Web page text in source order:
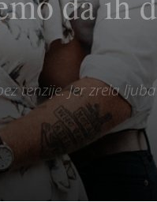
tenzije. Jer zrela